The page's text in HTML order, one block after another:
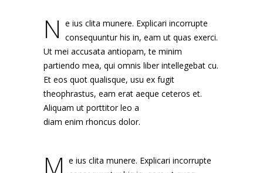
N e ius clita munere. Explicari incorrupte
consequuntur his in, eam ut quas exerci.
Ut mei accusata antiopam, te minim
partiendo mea, qui omnis liber intellegebat cu.
Et eos quot qualisque, usu ex fugit
theophrastus, eam erat aeque ceteros et.
Aliquam ut porttitor leo a
diam enim rhoncus dolor.
M e ius clita munere. Explicari incorrupte